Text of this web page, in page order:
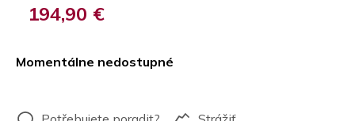
194,90 €
Momentálne nedostupné